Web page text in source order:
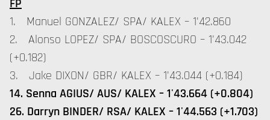
FP
1. Manuel GONZALEZ/ SPA/ KALEX – 1'42.860
2. Alonso LOPEZ/ SPA/ BOSCOSCURO – 1'43.042
(+0.182)
3. Jake DIXON/ GBR/ KALEX – 1'43.044 (+0.184)
14. Senna AGIUS/ AUS/ KALEX – 1'43.664 (+0.804)
26. Darryn BINDER/ RSA/ KALEX – 1'44.563 (+1.703)